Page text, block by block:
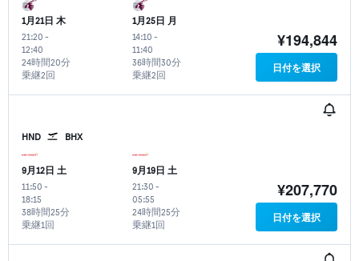
1月21日 木
21:20 -
12:40
乗継2回
24時間20分
1月25日 月
14:10 -
11:40
乗継2回
36時間30分
¥194,844
日付を選択
HND BHX
9月12日 土
11:50 -
18:15
乗継1回
38時間25分
9月19日 土
21:30 -
05:55
乗継1回
24時間25分
¥207,770
日付を選択